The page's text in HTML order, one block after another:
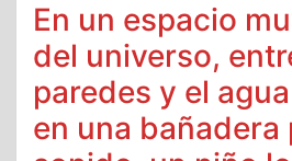
En un espacio
del universo,
paredes y el
en una bañadera